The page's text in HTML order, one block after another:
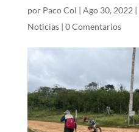
por Paco Col | Ago 30, 2022 |
Noticias| 0 Comentarios